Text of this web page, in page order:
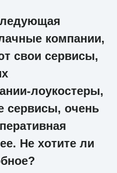
компании,
свои сервисы,
лоукостеры,
сервисы, очень
Не хотите ли